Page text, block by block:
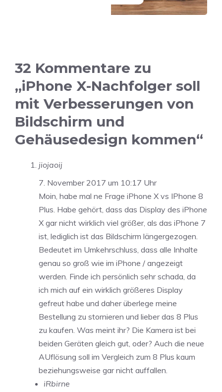
32 Kommentare zu
„iPhone X-Nachfolger soll
mit Verbesserungen von
Bildschirm und
Gehäusedesign kommen“
jiojaoij
7. November 2017 um 10:17 Uhr
Moin, habe mal ne Frage iPhone X vs IPhone 8
Plus. Habe gehört, dass das Display des iPhone
X gar nicht wirklich viel größer, als das iPhone 7
ist, lediglich ist das Bildschirm längergezogen.
Bedeutet im Umkehrschluss, dass alle Inhalte
genau so groß wie im iPhone / angezeigt
werden. Finde ich persönlich sehr schada, da
ich mich auf ein wirklich größeres Display
gefreut habe und daher überlege meine
Bestellung zu stornieren und lieber das 8 Plus
zu kaufen. Was meint ihr? Die Kamera ist bei
beiden Geräten gleich gut, oder? Auch die neue
AUflösung soll im Vergleich zum 8 Plus kaum
beziehungsweise gar nicht auffallen.
iRbirne